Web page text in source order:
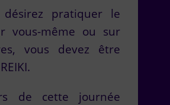
pratiquer le
vous-même ou sur
vous devez être
de cette journée